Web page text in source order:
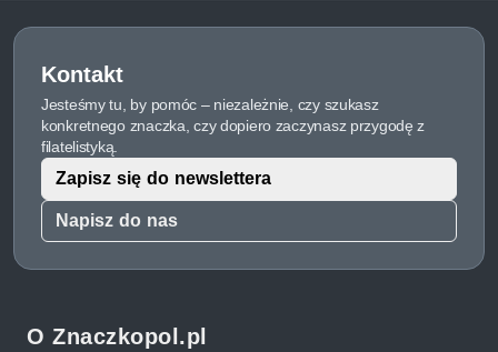
Kontakt
Jesteśmy tu, by pomóc – niezależnie, czy szukasz
konkretnego znaczka, czy dopiero zaczynasz przygodę z
filatelistyką.
Napisz do nas
Zapisz się do newslettera
O Znaczkopol.pl